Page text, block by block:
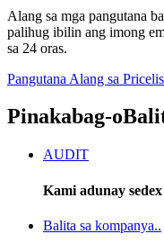
Alang sa mga pangutana
palihug ibilin ang imong
sa 24 oras.
Pangutana Alang sa
Pinakabag-o
AUDIT
Kami adunay
Balita sa kompanya..